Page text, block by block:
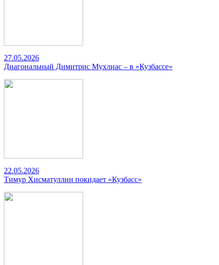
27.05.2026
Диагональный Димитрис Мухлиас – в «Кузбассе»
22.05.2026
Тимур Хисматуллин покидает «Кузбасс»